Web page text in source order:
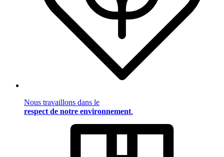
Nous travaillons dans le
respect de notre environnement.